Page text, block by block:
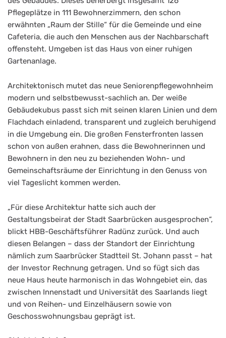
Pflegeplätze in 111 Bewohnerzimmern, den schon
erwähnten „Raum der Stille“ für die Gemeinde und eine
Cafeteria, die auch den Menschen aus der Nachbarschaft
offensteht. Umgeben ist das Haus von einer ruhigen
Gartenanlage.
Architektonisch mutet das neue Seniorenpflegewohnheim
modern und selbstbewusst-sachlich an. Der weiße
Gebäudekubus passt sich mit seinen klaren Linien und dem
Flachdach einladend, transparent und zugleich beruhigend
in die Umgebung ein. Die großen Fensterfronten lassen
schon von außen erahnen, dass die Bewohnerinnen und
Bewohnern in den neu zu beziehenden Wohn- und
Gemeinschaftsräume der Einrichtung in den Genuss von
viel Tageslicht kommen werden.
„Für diese Architektur hatte sich auch der
Gestaltungsbeirat der Stadt Saarbrücken ausgesprochen“,
blickt HBB-Geschäftsführer Radünz zurück. Und auch
diesen Belangen – dass der Standort der Einrichtung
nämlich zum Saarbrücker Stadtteil St. Johann passt – hat
der Investor Rechnung getragen. Und so fügt sich das
neue Haus heute harmonisch in das Wohngebiet ein, das
zwischen Innenstadt und Universität des Saarlands liegt
und von Reihen- und Einzelhäusern sowie von
Geschosswohnungsbau geprägt ist.